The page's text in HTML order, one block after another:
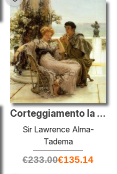
Corteggiamento la proposta
Sir Lawrence Alma-
Tadema
€233.00€135.14